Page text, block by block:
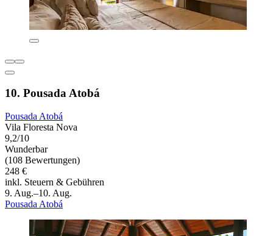
10. Pousada Atobá
Pousada Atobá
Vila Floresta Nova
9,2/10
Wunderbar
(108 Bewertungen)
248 €
inkl. Steuern & Gebühren
9. Aug.–10. Aug.
Pousada Atobá